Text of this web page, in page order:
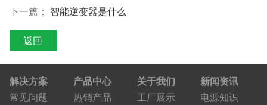
下一篇： 智能逆变器是什么
返回
解决方案
常见问题
产品中心
热销产品
关于我们
工厂展示
新闻资讯
电源知识